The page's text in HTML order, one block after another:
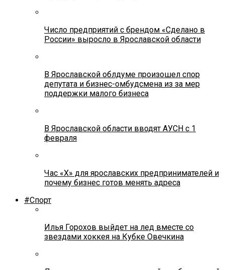
Число предприятий с брендом «Сделано в
России» выросло в Ярославской области
В Ярославской облдуме произошел спор
депутата и бизнес-омбудсмена из за мер
поддержки малого бизнеса
В Ярославской области вводят АУСН с 1
февраля
Час «Х» для ярославских предпринимателей и
почему бизнес готов менять адреса
#Спорт
Илья Горохов выйдет на лед вместе со
звездами хоккея на Кубке Овечкина